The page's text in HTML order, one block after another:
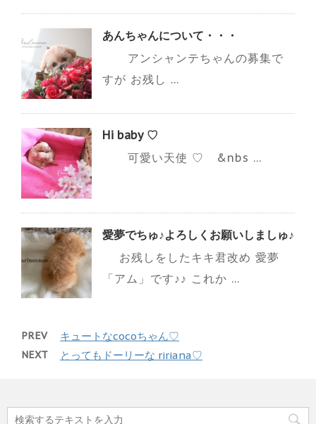
あんちゃんについて・・・
アンシャンテちゃんの募集で
すが お残し ...
Hi baby ♡
可愛い天使 ♡ &nbs ...
愛夢でちゅ♪よろしくお願いしましゅ♪
お残しをしたキキ君改め 愛夢
「アム」です♪♪ これか ...
PREV キュートなcocoちゃん♡
NEXT とってもドーリーな ririana♡